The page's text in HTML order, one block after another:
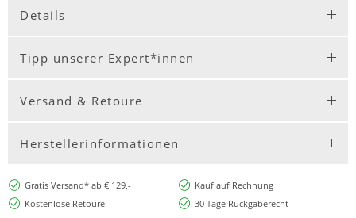
Details
Tipp unserer Expert*innen
Versand & Retoure
Herstellerinformationen
Gratis Versand* ab € 129,-
Kauf auf Rechnung
Kostenlose Retoure
30 Tage Rückgaberecht